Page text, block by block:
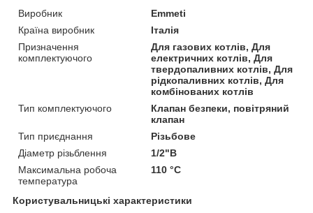
Виробник
Emmeti
Країна виробник
Італія
Призначення
комплектуючого
Для газових котлів, Для
електричних котлів, Для
твердопаливних котлів, Для
рідкопаливних котлів, Для
комбінованих котлів
Тип комплектуючого
Клапан безпеки, повітряний
клапан
Тип приєднання
Різьбове
Діаметр різьблення
1/2"В
Максимальна робоча
температура
110 °С
Користувальницькі характеристики